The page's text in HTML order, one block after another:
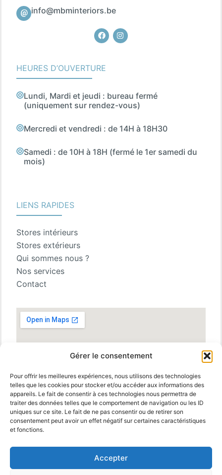
Gérer le consentement
Pour offrir les meilleures expériences, nous utilisons des technologies
telles que les cookies pour stocker et/ou accéder aux informations des
appareils. Le fait de consentir à ces technologies nous permettra de
traiter des données telles que le comportement de navigation ou les ID
uniques sur ce site. Le fait de ne pas consentir ou de retirer son
consentement peut avoir un effet négatif sur certaines caractéristiques
et fonctions.
Accepter
info@mbminteriors.be
FacebookInstagram
HEURES D’OUVERTURE
Lundi, Mardi et jeudi : bureau fermé
(uniquement sur rendez-vous)
Mercredi et vendredi : de 14H à 18H30
Samedi : de 10H à 18H (fermé le 1er samedi du
mois)
LIENS RAPIDES
Stores intérieurs
Stores extérieurs
Qui sommes nous ?
Nos services
Contact